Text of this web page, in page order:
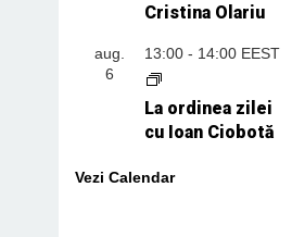
Cristina Olariu
aug.
6
13:00- 14:00 EEST
La ordinea zilei
cu Ioan Ciobotă
Vezi Calendar